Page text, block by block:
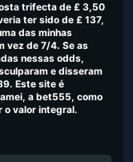
trifecta de £ 3,50
ter sido de £ 137,
das minhas
vez de 7/4. Se as
nessas odds,
e disseram
Este site é
a bet555, como
o valor integral.